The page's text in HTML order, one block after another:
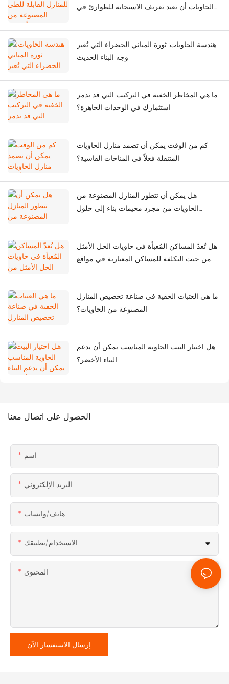
الحاويات أن تعيد تعريف الاستجابة للطوارئ في
هندسة الحاويات: ثورة المباني الخضراء التي تُغير
وجه البناء الحديث
ما هي المخاطر الخفية في التركيب التي قد تدمر
استثمارك في الوحدات الجاهزة؟
كم من الوقت يمكن أن تصمد منازل الحاويات
المتنقلة فعلاً في المناخات القاسية؟
هل يمكن أن تتطور المنازل المصنوعة من
الحاويات من مجرد مخيمات بناء إلى حلول
هل تُعدّ المساكن المُعبأة في حاويات الحل الأمثل
من حيث التكلفة للمساكن المعيارية في مواقع
ما هي العتبات الخفية في صناعة تخصيص المنازل
المصنوعة من الحاويات؟
هل اختيار البيت الحاوية المناسب يمكن أن يدعم
البناء الأخضر؟
الحصول على اتصال معنا
اسم
البريد الإلكتروني
هاتف/واتساب
الاستخدام/تطبيقك
المحتوى
إرسال الاستفسار الآن